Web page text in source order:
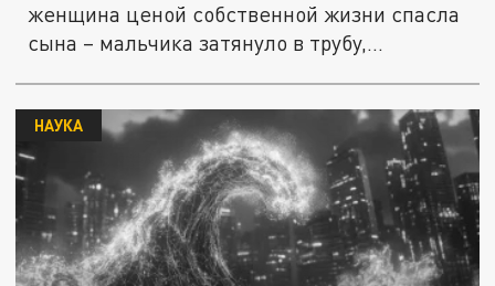
женщина ценой собственной жизни спасла
сына – мальчика затянуло в трубу,...
НАУКА